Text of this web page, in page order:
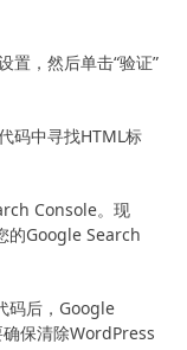
置，然后单击“验证”
码中寻找HTML标
Console。现
的Google Search
码后，Google
保清除WordPress